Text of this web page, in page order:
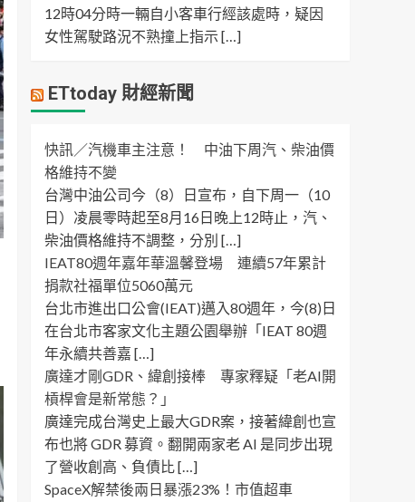
12時04分時一輛自小客車行經該處時，疑因
女性駕駛路況不熟撞上指示 […]
ETtoday 財經新聞
快訊／汽機車主注意！ 中油下周汽、柴油價
格維持不變
台灣中油公司今（8）日宣布，自下周一（10
日）凌晨零時起至8月16日晚上12時止，汽、
柴油價格維持不調整，分別 […]
IEAT80週年嘉年華溫馨登場 連續57年累計
捐款社福單位5060萬元
台北市進出口公會(IEAT)邁入80週年，今(8)日
在台北市客家文化主題公園舉辦「IEAT 80週
年永續共善嘉 […]
廣達才剛GDR、緯創接棒 專家釋疑「老AI開
槓桿會是新常態？」
廣達完成台灣史上最大GDR案，接著緯創也宣
布也將 GDR 募資。翻開兩家老 AI 是同步出現
了營收創高、負債比 […]
SpaceX解禁後兩日暴漲23%！市值超車